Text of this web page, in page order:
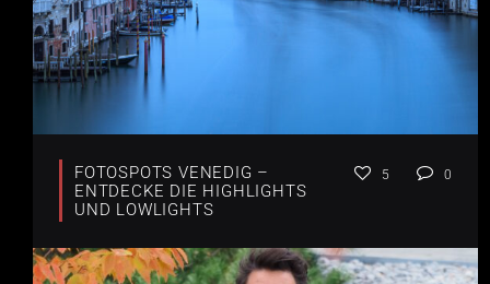
FOTOSPOTS VENEDIG –
ENTDECKE DIE HIGHLIGHTS
UND LOWLIGHTS
5 0